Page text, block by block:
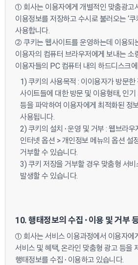
① 회사는 이용자에게 개별적인 맞춤광고
이용정보를 저장하고 수시로 불러오는 ‘
사용합니다.
② 쿠키는 웹사이트를 운영하는데 이용
이용자의 컴퓨터 브라우저에게 보내는 소
이용자들의 PC 컴퓨터 내의 하드디스크
1) 쿠키의 사용목적 : 이이용자가 방문한
사이트들에 대한 방문 및 이용형태, 인
등을 파악하여 이용자에게 최적화된 정
사용됩니다.
2) 쿠키의 설치⬝운영 및 거부 : 웹브라우
인터넷 옵션 > 개인정보 메뉴의 옵션 설
거부할 수 있습니다.
3) 쿠키 저장을 거부할 경우 맞춤형 서비
발생할 수 있습니다.
10. 행태정보의 수집⬝이용 및 거부
① 회사는 서비스 이용과정에서 이용자에
서비스 및 혜택, 온라인 맞춤형 광고 등을
행태정보를 수집⬝이용하고 있습니다.